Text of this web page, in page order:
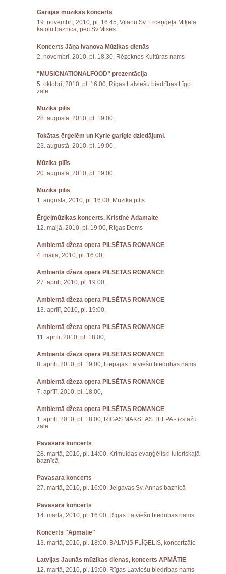
Garīgās mūzikas koncerts
19. novembrī, 2010, pl. 16.45, Viļānu Sv. Erceņģeļa Miķeļa
katoļu baznīca, pēc Sv.Mises
Koncerts Jāņa Ivanova Mūzikas dienās
2. novembrī, 2010, pl. 18.30, Rēzeknes Kultūras nams
"MUSICNATIONALFOOD” prezentācija
5. oktobrī, 2010, pl. 16:00, Rīgas Latviešu biedrības Līgo
zāle
Mūzika pilīs
28. augustā, 2010, pl. 19:00,
Tokātas ērģelēm un Kyrie garīgie dziedājumi.
23. augustā, 2010, pl. 19:00,
Mūzika pilīs
20. augustā, 2010, pl. 19:00,
Mūzika pilīs
1. augustā, 2010, pl. 16:00, Mūzika pilīs
Ērģeļmūzikas koncerts. Kristīne Adamaite
12. maijā, 2010, pl. 19:00, Rīgas Doms
Ambientā džeza opera PILSĒTAS ROMANCE
4. maijā, 2010, pl. 16:00,
Ambientā džeza opera PILSĒTAS ROMANCE
27. aprīlī, 2010, pl. 19:00,
Ambientā džeza opera PILSĒTAS ROMANCE
13. aprīlī, 2010, pl. 19:00,
Ambientā džeza opera PILSĒTAS ROMANCE
11. aprīlī, 2010, pl. 18:00,
Ambientā džeza opera PILSĒTAS ROMANCE
8. aprīlī, 2010, pl. 19:00, Liepājas Latviešu biedrības nams
Ambientā džeza opera PILSĒTAS ROMANCE
7. aprīlī, 2010, pl. 18:00,
Ambientā džeza opera PILSĒTAS ROMANCE
1. aprīlī, 2010, pl. 18:00, RĪGAS MĀKSLAS TELPA - izstāžu
zāle
Pavasara koncerts
28. martā, 2010, pl. 14:00, Krimuldas evaņģēliski luteriskajā
baznīcā
Pavasara koncerts
27. martā, 2010, pl. 16:00, Jelgavas Sv. Annas baznīcā
Pavasara koncerts
14. martā, 2010, pl. 16:00, Rīgas Latviešu biedrības nams
Koncerts "Apmātie"
13. martā, 2010, pl. 18:00, BALTAIS FLĪĢELIS, koncertzāle
Latvijas Jaunās mūzikas dienas, koncerts APMĀTIE
12. martā, 2010, pl. 19:00, Rīgas Latviešu biedrības nams